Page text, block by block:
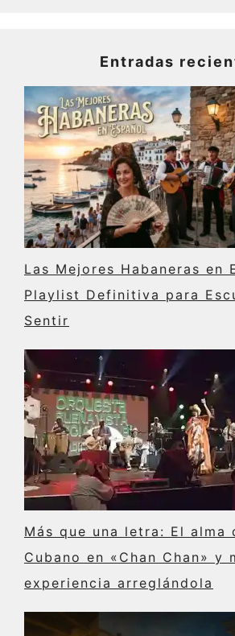
Entradas
Las Mejores Habaneras en
Playlist Definitiva para
Sentir
Más que una letra: El alma
Cubano en «Chan Chan» y
experiencia arreglándola